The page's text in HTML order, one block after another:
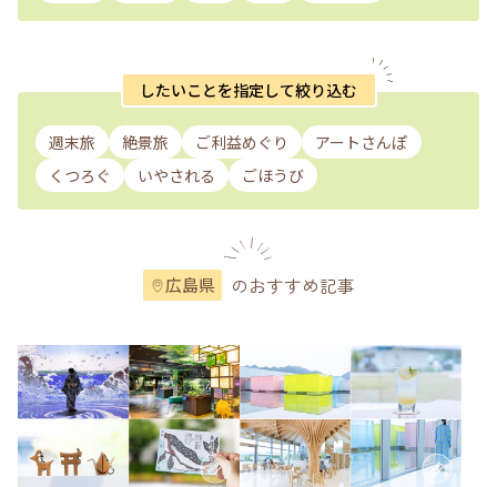
したいことを指定して絞り込む
週末旅 絶景旅 ご利益めぐり
アートさんぽ
くつろぐ
いやされる ごほうび
広島県 のおすすめ記事